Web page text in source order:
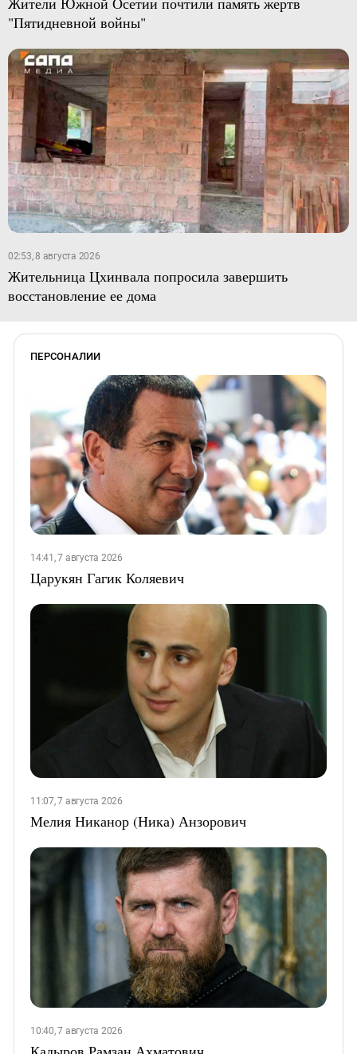
"Пятидневной войны"
02:53, 8 августа 2026
Жительница Цхинвала попросила завершить
восстановление ее дома
ПЕРСОНАЛИИ
14:41, 7 августа 2026
Царукян Гагик Коляевич
11:07, 7 августа 2026
Мелия Никанор (Ника) Анзорович
10:40, 7 августа 2026